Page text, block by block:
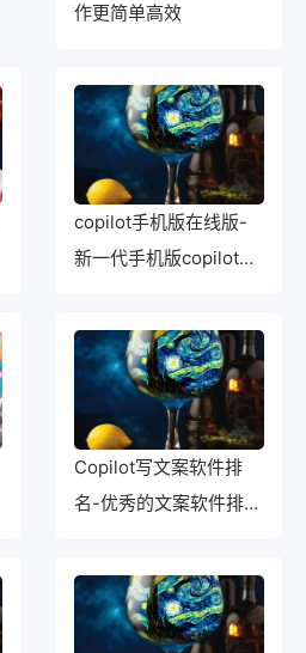
作更简单高效
copilot手机版在线版-
新一代手机版copilot：
Copilot写文案软件排
名-优秀的文案软件排名